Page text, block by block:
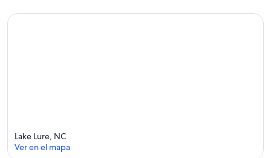
Lake Lure, NC
Ver en el mapa